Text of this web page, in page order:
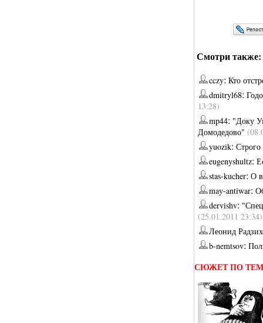
Смотри также:
cczy: Кто
dmitryl68:
13:28)
mp44: "Доку
Домодедово"
yuozik:
eugenyshultz:
stas-kucher: О
may-antiwar:
dervishv:
(25.01.2011 23:34)
Леонид
b-nemtsov:
СЮЖЕТ ПО